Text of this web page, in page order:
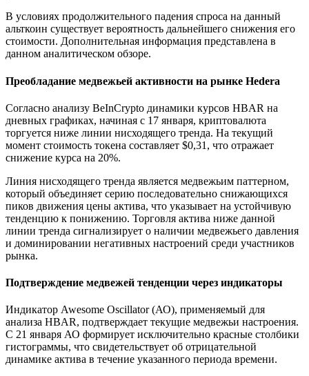
В условиях продолжительного падения спроса на данный
альткоин существует вероятность дальнейшего снижения его
стоимости. Дополнительная информация представлена в
данном аналитическом обзоре.
Преобладание медвежьей активности на рынке Hedera
Согласно анализу BeInCrypto динамики курсов HBAR на
дневных графиках, начиная с 17 января, криптовалюта
торгуется ниже линии нисходящего тренда. На текущий
момент стоимость токена составляет $0,31, что отражает
снижение курса на 20%.
Линия нисходящего тренда является медвежьим паттерном,
который объединяет серию последовательно снижающихся
пиков движения цены актива, что указывает на устойчивую
тенденцию к понижению. Торговля актива ниже данной
линии тренда сигнализирует о наличии медвежьего давления
и доминировании негативных настроений среди участников
рынка.
Подтверждение медвежей тенденции через индикаторы
Индикатор Awesome Oscillator (АО), применяемый для
анализа HBAR, подтверждает текущие медвежьи настроения.
С 21 января АО формирует исключительно красные столбики
гистограммы, что свидетельствует об отрицательной
динамике актива в течение указанного периода времени.